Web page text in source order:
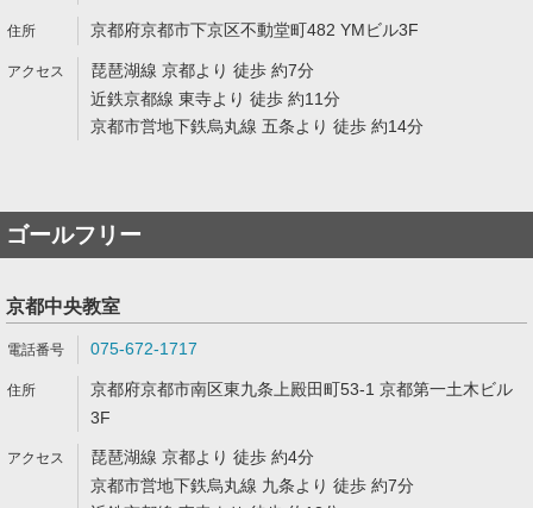
京都府京都市下京区不動堂町482 YMビル3F
琵琶湖線 京都より 徒歩 約7分
近鉄京都線 東寺より 徒歩 約11分
京都市営地下鉄烏丸線 五条より 徒歩 約14分
ゴールフリー
京都中央教室
075-672-1717
京都府京都市南区東九条上殿田町53-1 京都第一土木ビル
3F
琵琶湖線 京都より 徒歩 約4分
京都市営地下鉄烏丸線 九条より 徒歩 約7分